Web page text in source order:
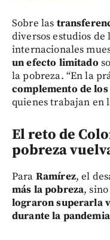
Sobre las
diversos estudios de
internacionales
un efecto limitado
la pobreza. “En la
complemento de
quienes trabajan en
El reto de
pobreza
Para Ramírez, el
más la pobreza,
lograron superarla
durante la